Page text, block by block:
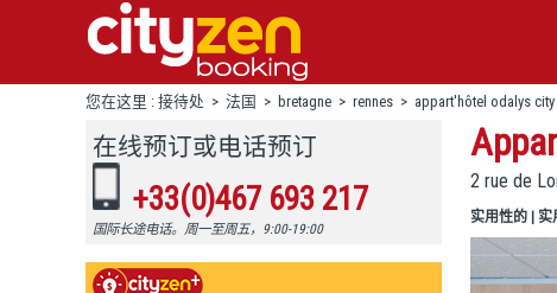
您在这里 : 接待处 > 法国 > bretagne > rennes > appart'hôtel odalys city
在线预订或电话预订
+33(0)467 693 217
国际长途电话。周一至周五，9:00-19:00
2 rue de
实用性的 实